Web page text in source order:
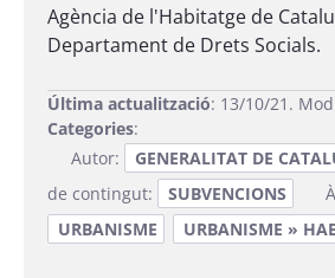
Agència de l'Habitatge de
Departament de Drets Socials.
Última actualització: 13/10/21.
Categories:
Autor:
GENERALITAT DE
de contingut:
SUBVENCIONS
URBANISME
URBANISME »